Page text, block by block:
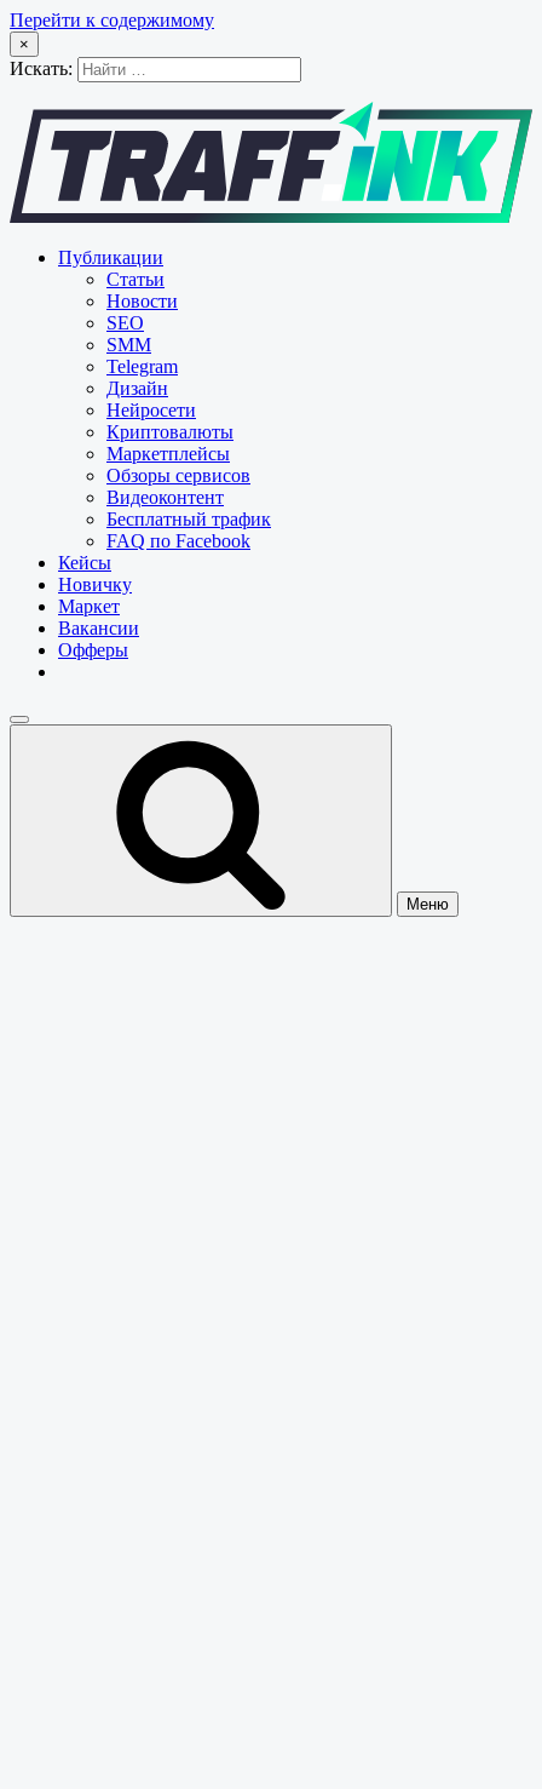
Перейти к содержимому
×
Искать:
Публикации
Статьи
Новости
SEO
SMM
Telegram
Дизайн
Нейросети
Криптовалюты
Маркетплейсы
Обзоры сервисов
Видеоконтент
Бесплатный трафик
FAQ по Facebook
Кейсы
Новичку
Маркет
Вакансии
Офферы
Меню